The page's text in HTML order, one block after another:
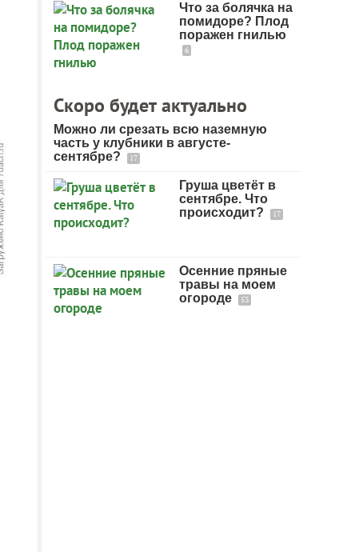
Что за болячка на
помидоре? Плод
поражен гнилью
6
Скоро будет актуально
Можно ли срезать всю наземную
часть у клубники в августе-
сентябре?
17
Груша цветёт в
сентябре. Что
происходит?
17
Осенние пряные
травы на моем
огороде
53